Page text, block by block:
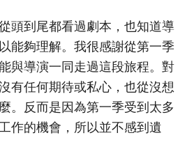
頭到尾都看過劇本，也知道導
能夠理解。我很感謝從第一季
與導演一同走過這段旅程。對
有任何期待或私心，也從沒想
。反而是因為第一季受到太多
作的機會，所以並不感到遺